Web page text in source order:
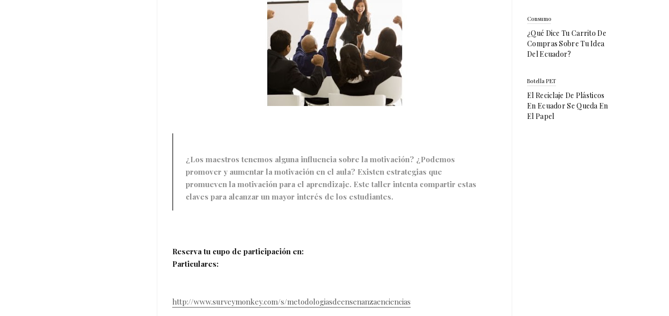
¿Los maestros tenemos alguna influencia sobre la motivación? ¿Podemos
promover y aumentar la motivación en el aula? Existen estrategias que
promueven la motivación para el aprendizaje. Este taller intenta compartir estas
claves para alcanzar un mayor interés de los estudiantes.
Reserva tu cupo de participación en:
Particulares:
http://www.surveymonkey.com/s/metodologiasdeensenanzaenciencias
Consumo
¿Qué Dice Tu Carrito De
Compras Sobre Tu Idea
Del Ecuador?
Botella PET
El Reciclaje De Plásticos
En Ecuador Se Queda En
El Papel